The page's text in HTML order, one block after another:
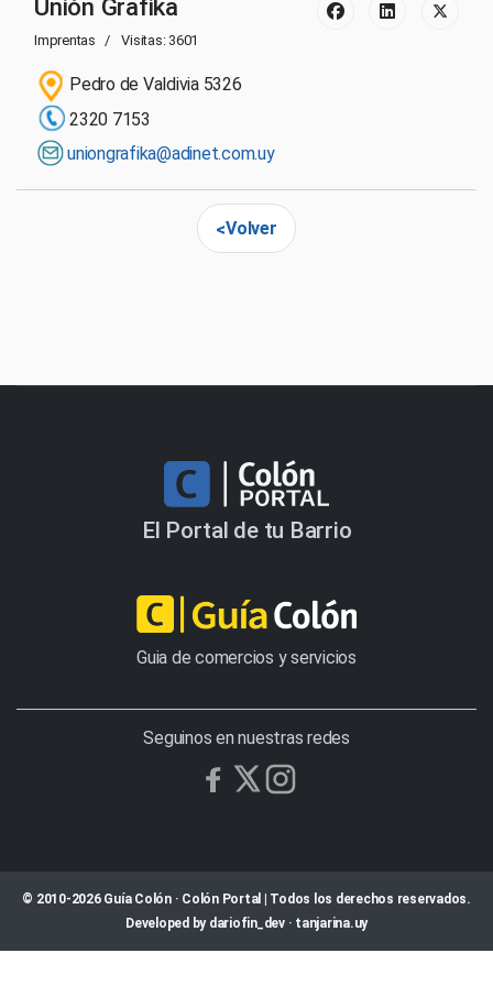
Unión Grafika
Imprentas Visitas: 3601
Pedro de Valdivia 5326
2320 7153
uniongrafika@adinet.com.uy
Volver
El Portal de tu Barrio
Guia de comercios y servicios
Seguinos en nuestras redes
© 2010-2026 Guía Colón · Colón Portal | Todos los derechos reservados.
Developed by dariofin_dev· tanjarina.uy